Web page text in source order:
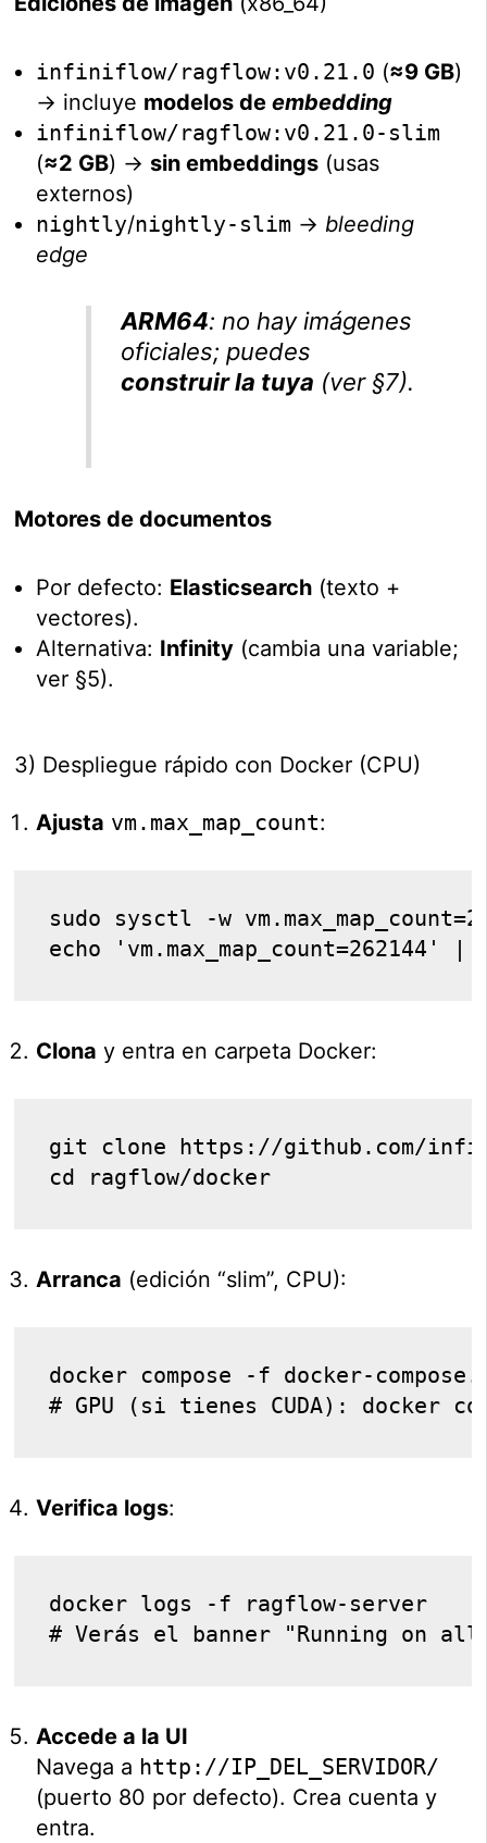
infiniflow/ragflow:v0.21.0 (≈9 GB)
→ incluye modelos deembedding
infiniflow/ragflow:v0.21.0-slim
(≈2 GB) → sin embeddings (usas
externos)
nightly/nightly-slim → bleeding
edge
ARM64: no hay imágenes
oficiales; puedes
construir la tuya (ver §7).
Motores de documentos
Por defecto: Elasticsearch (texto +
vectores).
Alternativa: Infinity (cambia una variable;
ver §5).
3) Despliegue rápido con Docker (CPU)
Ajusta vm.max_map_count:
sudo sysctl -w
Clona y entra en carpeta Docker:
git clone https://github.com/
Arranca (edición “slim”, CPU):
docker compose -f docker-
Verifica logs:
docker logs -f ragflow-server
Accede a la UI
Navega a http://IP_DEL_SERVIDOR/
(puerto 80 por defecto). Crea cuenta y
entra.